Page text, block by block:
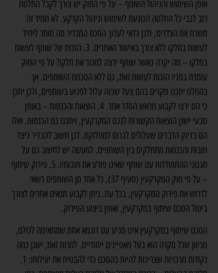
אופן השימוש והניהול השוטף – על פי החוק יש צורך לקבל החלטת
רוב לגבי כל החלטה הנוגעת לשימוש וניהול הקרקע. לא תמיד זה
משרת את הצדדים, ולכן כדאי לערוך הסכם המגדיר מה מותר ליחיד
לעשות בחלקו ללא צורך באישור האחרים. 3. הזכות של שותף לעשות
בחלקו – מה יקרה כאשר שותף ירצה למכור את חלקו? על פי החוק
עומדת בפניו הזכות לעשות זאת, גם ללא הסכמת השותפים. אך
בהחלט יתכנו מקרים בהם צעד שכזה עלול לפגוע בשותפים, ולכן יתכן
כי הם ירצו לקבוע מראש הסדר אחר. 4. הוצאות והכנסות – באופן
טבעי ישנן הוצאות הקשורות לנכס המקרקעין, ויתכנו גם הכנסות. ואלו
הם בדיוק הדברים שעלולים לגרום למחלוקת. לכן חשוב להגדיר כיצד
חובות והכנסות מתחלקים בין השותפים. למעשה יש לחשוב גם על
מגנוני ההתמודדות עם שותף שאינו פורע את חובותיו. 5. פירוק שיתוף
– על פי חוק המקרקעין (סעיף 37), כל אחד מן השותפים רשאי
לדרוש את פירוק המקרקעין, בכל עת. ניתן לקבוע תנאים אחרים לצורך
ביטול הסכם שיתוף במקרקעין, ואופן ביצוע הפירוק.
הסכם שיתוף במקרקעין אינו מגיע עם דוגמא אחת שמתאימה לכולם,
מכיוון שכל מקרה הוא בעל מאפיינים ייחודיים. למרות זאת, ישנן כמה
נקודות מרכזיות שצריכות להיות בהסכם כדי להבטיח את יעילותו: 1.